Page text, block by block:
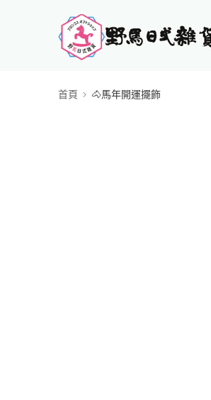
首頁 🐴馬年開運擺飾